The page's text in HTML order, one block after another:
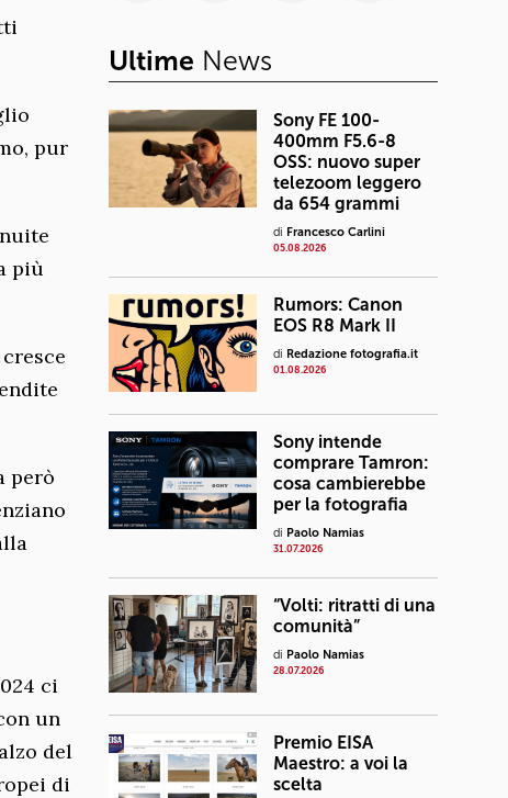
pur
più
però
ci
un
del
di
Ultime News
Sony FE 100-
400mm F5.6-8
OSS: nuovo super
telezoom leggero
da 654 grammi
di Francesco Carlini
05.08.2026
Rumors: Canon
EOS R8 Mark II
di Redazione fotografia.it
01.08.2026
Sony intende
comprare Tamron:
cosa cambierebbe
per la fotografia
di Paolo Namias
31.07.2026
“Volti: ritratti di una
comunità”
di Paolo Namias
28.07.2026
Premio EISA
Maestro: a voi la
scelta